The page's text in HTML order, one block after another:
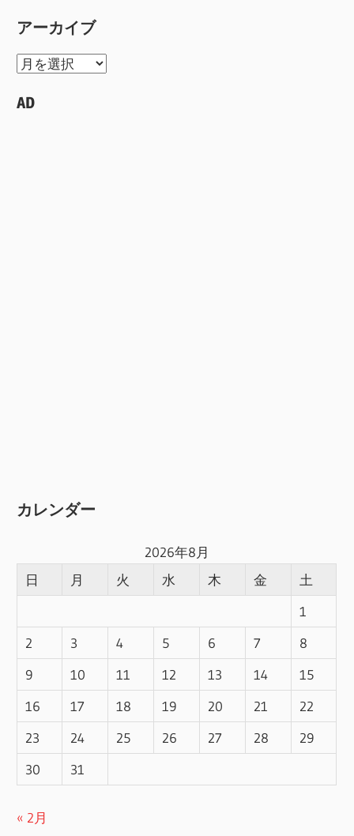
アーカイブ
ア
カ
AD
カレンダー
2026年8月
日
月 火 水 木 金
土
1
2
3 4 5 6 7
8
9
10 11 12 13 14
15
16
17 18 19 20 21
22
23
24 25 26 27 28
29
30
31
« 2月